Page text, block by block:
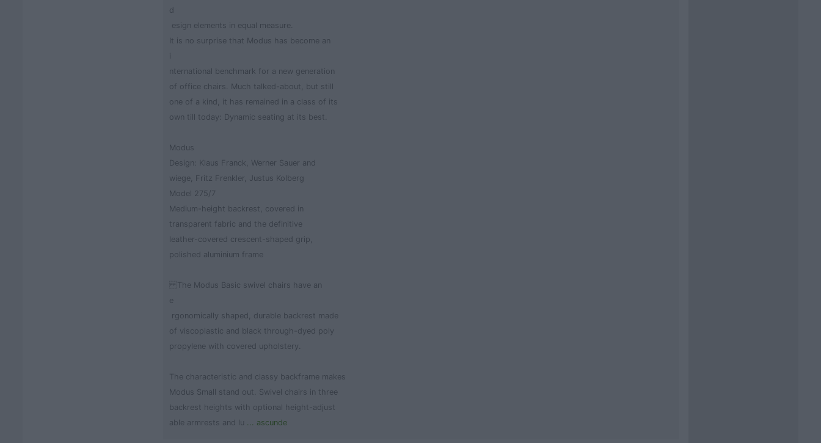
d
­ esign elements in equal measure.
It is no surprise that Modus has become an
i
­nternational benchmark for a new generation
of office chairs. Much talked-about, but still
one of a kind, it has remained in a class of its
own till today: Dynamic seating at its best.
Modus
Design: Klaus Franck, Werner Sauer and
wiege, Fritz Frenkler, Justus Kolberg
Model 275/7
Medium-height backrest, covered in
transparent fabric and the definitive
leather-covered crescent-shaped grip,
polished aluminium frame
The Modus Basic swivel chairs have an
e
­ rgonomically shaped, durable backrest made
of viscoplastic and black through-dyed poly­
propylene with covered upholstery.
The characteristic and classy backframe makes
Modus Small stand out. Swivel chairs in three
backrest heights with optional height-adjust­
able armrests and lu ... ascunde